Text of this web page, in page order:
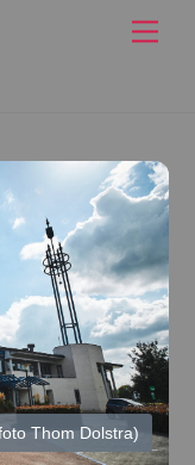
Thom Dolstra)